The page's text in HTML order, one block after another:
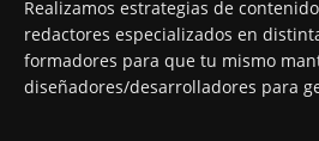
Realizamos estrategias de
redactores especializados en
formadores para que tu mismo
diseñadores/desarrolladores para